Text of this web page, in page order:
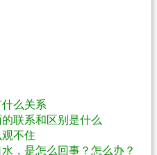
么关系
联系和区别是什么
不住
，是怎么回事？怎么办？